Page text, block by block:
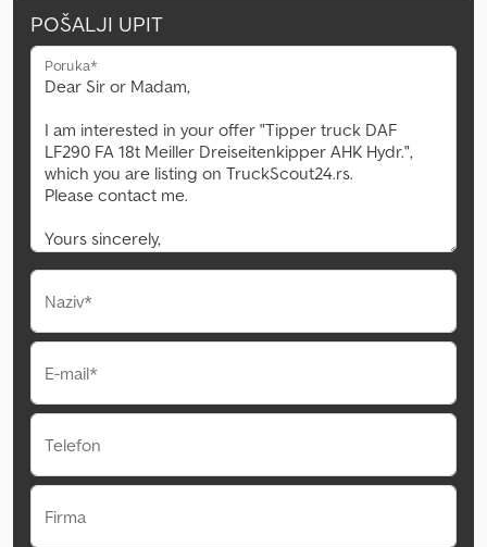
POŠALJI UPIT
Poruka*
Naziv*
E-mail*
Telefon
Firma